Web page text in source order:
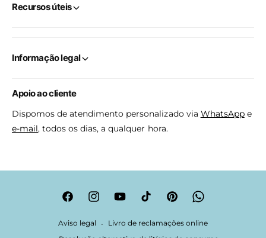
Recursos úteis
Informação legal
Apoio ao cliente
Dispomos de atendimento personalizado via WhatsAppe
e-mail, todos os dias, a qualquer hora.
Aviso legal
Livro de reclamações online
F
a
c
I
n
s
Y
o
u
T
i
k
P
i
n
W
h
a